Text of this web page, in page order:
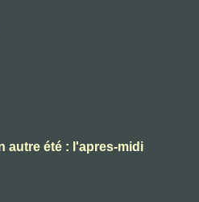
autre été : l'apres-midi